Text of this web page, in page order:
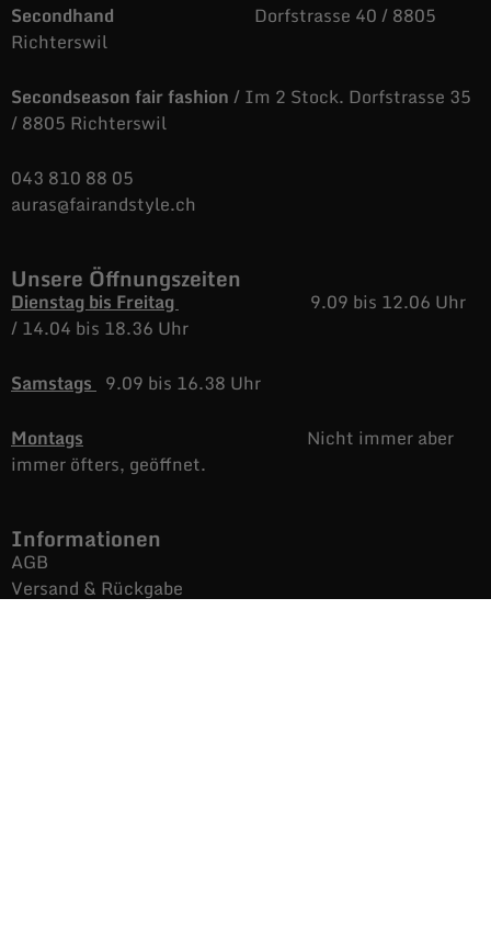
Secondhand Dorfstrasse 40 / 8805
Richterswil
Secondseason fair fashion/ Im 2 Stock. Dorfstrasse 35
/ 8805 Richterswil
043 810 88 05
auras@fairandstyle.ch
Unsere Öffnungszeiten
Dienstag bis Freitag
9.09 bis 12.06 Uhr
/14.04 bis 18.36 Uhr
Samstags 9.09 bis 16.38 Uhr
Montags
Nicht immer aber
immer öfters, geöffnet.
Informationen
AGB
Versand & Rückgabe